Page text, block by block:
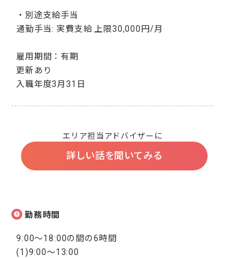
・別途支給手当
通勤手当: 実費支給 上限30,000円/月
雇用期間：有期
更新あり
入職年度3月31日
エリア担当アドバイザーに
詳しい話を聞いてみる
勤務時間
9:00～18:00の間の6時間
(1)9:00～13:00